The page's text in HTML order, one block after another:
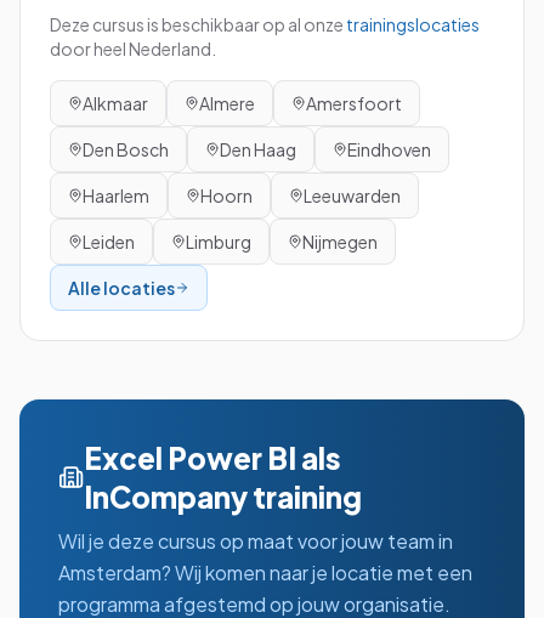
Deze cursus is beschikbaar op al onze trainingslocaties
door heel Nederland.
Alkmaar Almere Amersfoort
Den Bosch Den Haag Eindhoven
Haarlem Hoorn Leeuwarden
Leiden Limburg Nijmegen
Alle locaties
Excel Power BI als
InCompany training
Wil je deze cursus op maat voor jouw team in
Amsterdam? Wij komen naar je locatie met een
programma afgestemd op jouw organisatie.